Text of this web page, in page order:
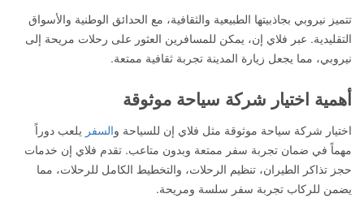
تتميز نيروبي بجاذبيتها الطبيعية والثقافية، مع الحدائق الوطنية والأسواق
التقليدية. عبر فلاي إن، يمكن للمسافرين العثور على رحلات مريحة إلى
نيروبي، مما يجعل زيارة المدينة تجربة ثقافية ممتعة.
أهمية اختيار شركة سياحة موثوقة
اختيار شركة سياحة موثوقة مثل فلاي إن للسياحة والسفر يلعب دوراً
مهماً في ضمان تجربة سفر ممتعة وبدون متاعب. تقدم فلاي إن خدمات
حجز تذاكر الطيران، تنظيم الرحلات، والتخطيط الكامل للرحلات، مما
يضمن للركاب تجربة سفر سلسة ومريحة.